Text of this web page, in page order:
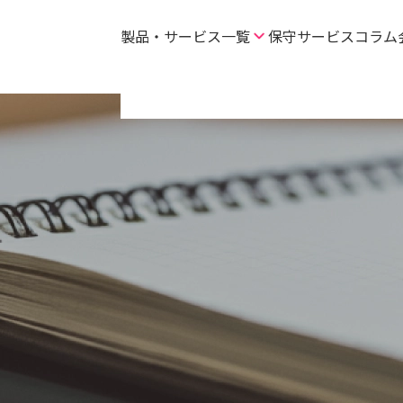
製品・サービス一覧 保守サービスコラム